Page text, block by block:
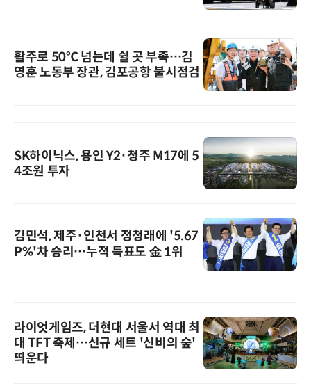
활주로 50℃ 넘는데 쉴 곳 부족…김
영훈 노동부 장관, 김포공항 불시점검
SK하이닉스, 용인 Y2·청주 M17에 5
4조원 투자
김민석, 제주·인천서 정청래에 '5.67
P%'차 승리…누적 득표도 金 1위
라이엇게임즈, 더현대 서울서 역대 최
대 TFT 축제…신규 세트 '신비의 숲'
띄운다